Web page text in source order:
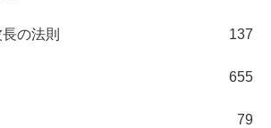
の法則 137
655
79